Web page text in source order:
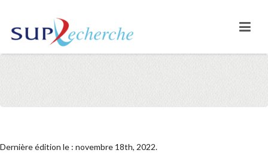
Dernière édition le : novembre 18th, 2022.